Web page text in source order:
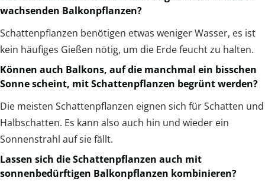
wachsenden Balkonpflanzen?
Schattenpflanzen benötigen etwas weniger Wasser, es ist
kein häufiges Gießen nötig, um die Erde feucht zu halten.
Können auch Balkons, auf die manchmal ein bisschen
Sonne scheint, mit Schattenpflanzen begrünt werden?
Die meisten Schattenpflanzen eignen sich für Schatten und
Halbschatten. Es kann also auch hin und wieder ein
Sonnenstrahl auf sie fällt.
Lassen sich die Schattenpflanzen auch mit
sonnenbedürftigen Balkonpflanzen kombinieren?